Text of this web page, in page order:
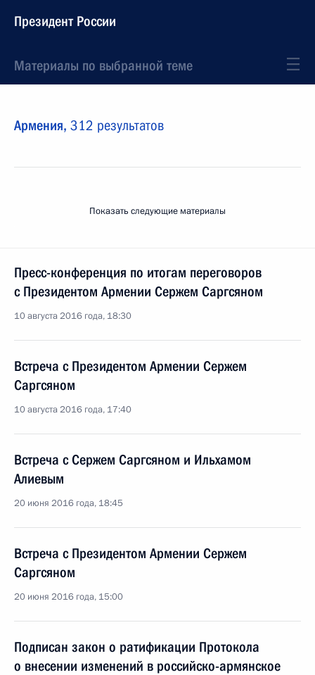
Президент России
Материалы по выбранной теме
Армения, 312 результатов
Показать следующие материалы
Пресс-конференция по итогам переговоров
с Президентом Армении Сержем Саргсяном
10 августа 2016 года, 18:30
Встреча с Президентом Армении Сержем
Саргсяном
10 августа 2016 года, 17:40
Встреча с Сержем Саргсяном и Ильхамом
Алиевым
20 июня 2016 года, 18:45
Встреча с Президентом Армении Сержем
Саргсяном
20 июня 2016 года, 15:00
Подписан закон о ратификации Протокола
о внесении изменений в российско-армянское